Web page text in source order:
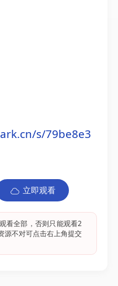
s/79be8e3
立即观看
看全部，否则只能观看2
源不对可点击右上角提交